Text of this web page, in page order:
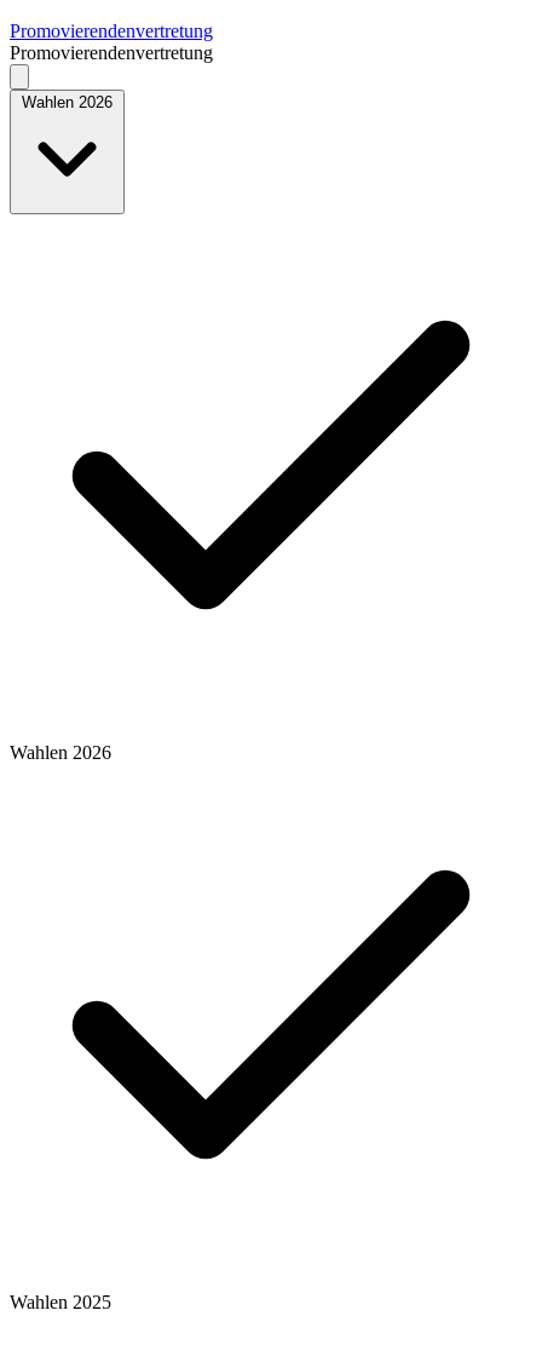
Promovierendenvertretung
Promovierendenvertretung
Wahlen 2026
Wahlen 2026
Wahlen 2025